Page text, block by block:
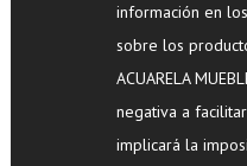
información en
sobre los
ACUARELA
negativa a
implicará la